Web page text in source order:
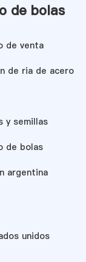
de bolas
de venta
de ria de acero
y semillas
de bolas
argentina
unidos